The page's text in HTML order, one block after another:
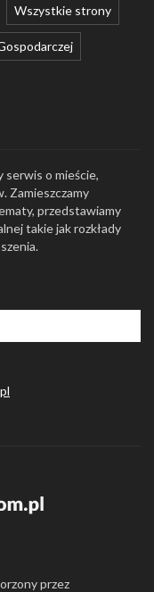
Wszystkie strony
serwis o mieście,
Zamieszczamy
przedstawiamy
takie jak rozkłady
przez